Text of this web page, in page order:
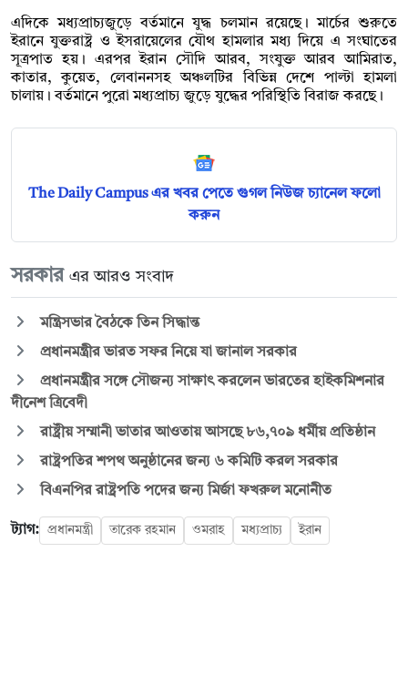
এদিকে মধ্যপ্রাচ্যজুড়ে বর্তমানে যুদ্ধ চলমান রয়েছে। মার্চের শুরুতে
ইরানে যুক্তরাষ্ট্র ও ইসরায়েলের যৌথ হামলার মধ্য দিয়ে এ সংঘাতের
সূত্রপাত হয়। এরপর ইরান সৌদি আরব, সংযুক্ত আরব আমিরাত,
কাতার, কুয়েত, লেবাননসহ অঞ্চলটির বিভিন্ন দেশে পাল্টা হামলা
চালায়। বর্তমানে পুরো মধ্যপ্রাচ্য জুড়ে যুদ্ধের পরিস্থিতি বিরাজ করছে।
The Daily Campus এর খবর পেতে গুগল নিউজ চ্যানেল ফলো
করুন
সরকার এর আরও সংবাদ
মন্ত্রিসভার বৈঠকে তিন সিদ্ধান্ত
প্রধানমন্ত্রীর ভারত সফর নিয়ে যা জানাল সরকার
প্রধানমন্ত্রীর সঙ্গে সৌজন্য সাক্ষাৎ করলেন ভারতের হাইকমিশনার
দীনেশ ত্রিবেদী
রাষ্ট্রীয় সম্মানী ভাতার আওতায় আসছে ৮৬,৭০৯ ধর্মীয় প্রতিষ্ঠান
রাষ্ট্রপতির শপথ অনুষ্ঠানের জন্য ৬ কমিটি করল সরকার
বিএনপির রাষ্ট্রপতি পদের জন্য মির্জা ফখরুল মনোনীত
ট্যাগ: প্রধানমন্ত্রী তারেক রহমান ওমরাহ মধ্যপ্রাচ্য ইরান